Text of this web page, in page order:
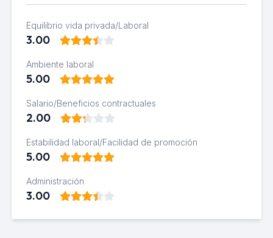
Equilibrio vida privada/Laboral
3.00
Ambiente laboral
5.00
Salario/Beneficios contractuales
2.00
Estabilidad laboral/Facilidad de promoción
5.00
Administración
3.00